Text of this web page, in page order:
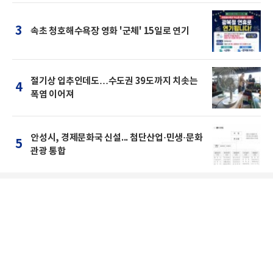
3 속초 청호해수욕장 영화 '군체' 15일로 연기
4
절기상 입추인데도…수도권 39도까지 치솟는
폭염 이어져
5
안성시, 경제문화국 신설... 첨단산업·민생·문화
관광 통합